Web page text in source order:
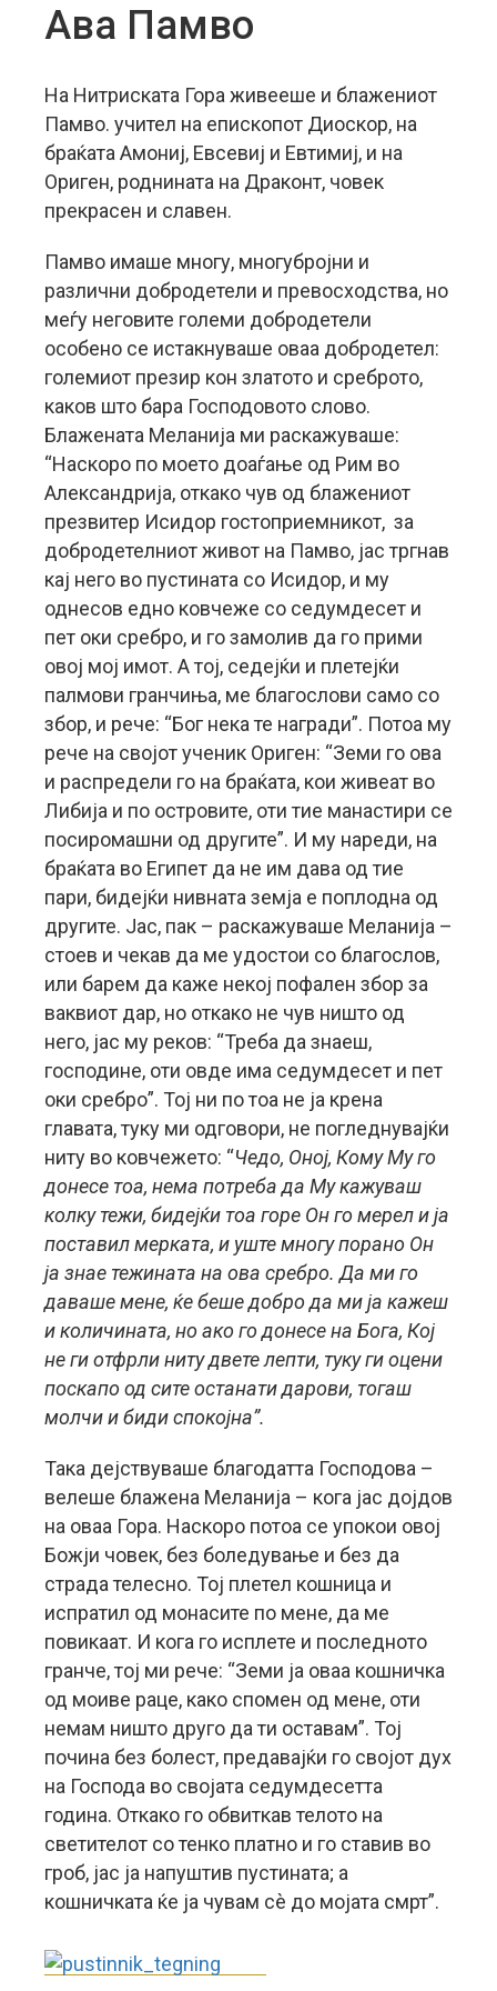
Ава Памво
На Нитриската Гора живееше и блажениот
Памво. учител на епископот Диоскор, на
браќата Амониј, Евсевиј и Евтимиј, и на
Ориген, роднината на Драконт, човек
прекрасен и славен.
Памво имаше многу, многубројни и
различни добродетели и превосходства, но
меѓу неговите големи добродетели
особено се истакнуваше оваа добродетел:
големиот презир кон златото и среброто,
каков што бара Господовото слово.
Блажената Меланија ми раскажуваше:
“Наскоро по моето доаѓање од Рим во
Александрија, откако чув од блажениот
презвитер Исидор гостоприемникот, за
добродетелниот живот на Памво, јас тргнав
кај него во пустината со Исидор, и му
однесов едно ковчеже со седумдесет и
пет оки сребро, и го замолив да го прими
овој мој имот. А тој, седејќи и плетејќи
палмови гранчиња, ме благослови само со
збор, и рече: “Бог нека те награди”. Потоа му
рече на својот ученик Ориген: “Земи го ова
и распредели го на браќата, кои живеат во
Либија и по островите, оти тие манастири се
посиромашни од другите”. И му нареди, на
браќата во Египет да не им дава од тие
пари, бидејќи нивната земја е поплодна од
другите. Јас, пак – раскажуваше Меланија –
стоев и чекав да ме удостои со благослов,
или барем да каже некој пофален збор за
ваквиот дар, но откако не чув ништо од
него, јас му реков: “Треба да знаеш,
господине, оти овде има седумдесет и пет
оки сребро”. Тој ни по тоа не ја крена
главата, туку ми одговори, не погледнувајќи
ниту во ковчежето: “Чедо, Оној, Кому Му го
донесе тоа, нема потреба да Му кажуваш
колку тежи, бидејќи тоа горе Он го мерел и ја
поставил мерката, и уште многу порано Он
ја знае тежината на ова сребро. Да ми го
даваше мене, ќе беше добро да ми ја кажеш
и количината, но ако го донесе на Бога, Кој
не ги отфрли ниту двете лепти, туку ги оцени
поскапо од сите останати дарови, тогаш
молчи и биди спокојна”.
Така дејствуваше благодатта Господова –
велеше блажена Меланија – кога јас дојдов
на оваа Гора. Наскоро потоа се упокои овој
Божји човек, без боледување и без да
страда телесно. Тој плетел кошница и
испратил од монасите по мене, да ме
повикаат. И кога го исплете и последното
гранче, тој ми рече: “Земи ја оваа кошничка
од моиве раце, како спомен од мене, оти
немам ништо друго да ти оставам”. Тој
почина без болест, предавајќи го својот дух
на Господа во својата седумдесетта
година. Откако го обвиткав телото на
светителот со тенко платно и го ставив во
гроб, јас ја напуштив пустината; а
кошничката ќе ја чувам сè до мојата смрт”.